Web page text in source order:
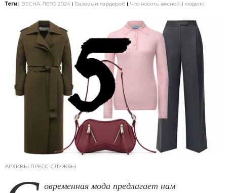
Теги: ВЕСНА-ЛЕТО 2024 Базовый гардероб Что носить весной модели
АРХИВЫ ПРЕСС-СЛУЖБЫ
овременная мода предлагает нам